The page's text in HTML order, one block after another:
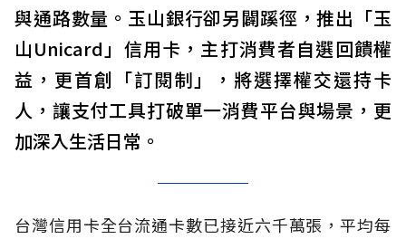
與通路數量。玉山銀行卻另闢蹊徑，推出「玉
山Unicard」信用卡，主打消費者自選回饋權
益，更首創「訂閱制」，將選擇權交還持卡
人，讓支付工具打破單一消費平台與場景，更
加深入生活日常。
台灣信用卡全台流通卡數已接近六千萬張，平均每